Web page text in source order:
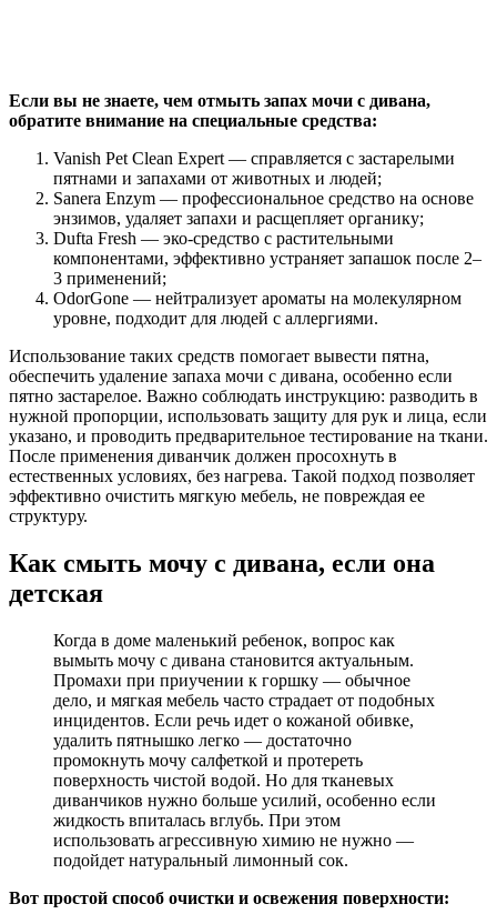
Если вы не знаете, чем отмыть запах мочи с дивана,
обратите внимание на специальные средства:
Vanish Pet Clean Expert — справляется с застарелыми
пятнами и запахами от животных и людей;
Sanera Enzym — профессиональное средство на основе
энзимов, удаляет запахи и расщепляет органику;
Dufta Fresh — эко-средство с растительными
компонентами, эффективно устраняет запашок после 2–
3 применений;
OdorGone — нейтрализует ароматы на молекулярном
уровне, подходит для людей с аллергиями.
Использование таких средств помогает вывести пятна,
обеспечить удаление запаха мочи с дивана, особенно если
пятно застарелое. Важно соблюдать инструкцию: разводить в
нужной пропорции, использовать защиту для рук и лица, если
указано, и проводить предварительное тестирование на ткани.
После применения диванчик должен просохнуть в
естественных условиях, без нагрева. Такой подход позволяет
эффективно очистить мягкую мебель, не повреждая ее
структуру.
Как смыть мочу с дивана, если она
детская
Когда в доме маленький ребенок, вопрос как
вымыть мочу с дивана становится актуальным.
Промахи при приучении к горшку — обычное
дело, и мягкая мебель часто страдает от подобных
инцидентов. Если речь идет о кожаной обивке,
удалить пятнышко легко — достаточно
промокнуть мочу салфеткой и протереть
поверхность чистой водой. Но для тканевых
диванчиков нужно больше усилий, особенно если
жидкость впиталась вглубь. При этом
использовать агрессивную химию не нужно —
подойдет натуральный лимонный сок.
Вот простой способ очистки и освежения поверхности: